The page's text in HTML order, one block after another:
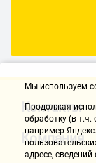
Контакты
Компания
Мы используем
Продолжая
обработку (в т.ч.
например
адресе,